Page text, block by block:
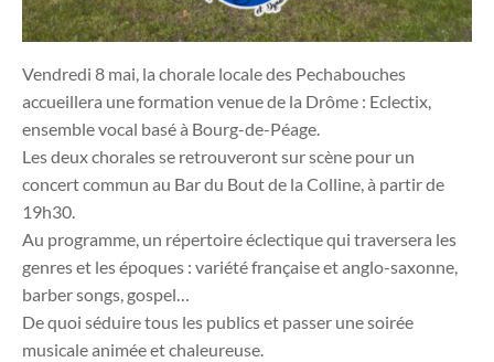
Vendredi 8 mai, la chorale locale des Pechabouches
accueillera une formation venue de la Drôme : Eclectix,
ensemble vocal basé à Bourg-de-Péage.
Les deux chorales se retrouveront sur scène pour un
concert commun au Bar du Bout de la Colline, à partir de
19h30.
Au programme, un répertoire éclectique qui traversera les
genres et les époques : variété française et anglo-saxonne,
barber songs, gospel…
De quoi séduire tous les publics et passer une soirée
musicale animée et chaleureuse.